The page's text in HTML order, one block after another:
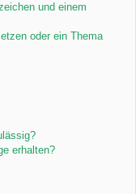
und einem
oder ein Thema
erhalten?